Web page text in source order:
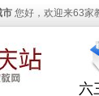
市 您好，欢迎来63家
六